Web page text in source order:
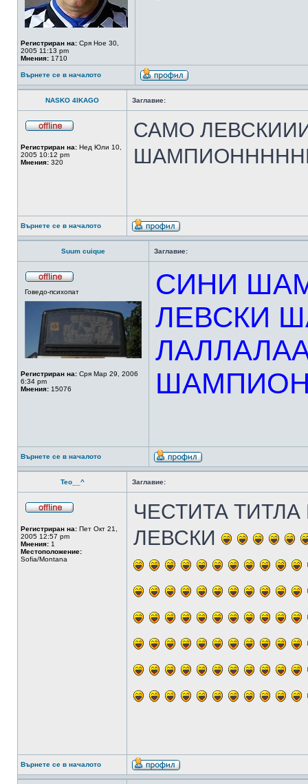
Регистриран на: Сря Ное 30,
2005 11:13 pm
Мнения: 1710
Върнете се в началото
NASKO 4IKAGO Заглавие:
Регистриран на: Нед Юли 10,
2005 10:12 pm
Мнения: 320
САМО
Върнете се в началото
Suum cuique Заглавие:
Говедо-психопат
Регистриран на: Сря Мар 29, 2006
6:34 pm
Мнения: 15076
СИНИ
ЛЕВСКИ
Върнете се в началото
Teo__^ Заглавие:
Регистриран на: Пет Окт 21,
2005 12:57 pm
Мнения: 1
Местоположение:
Sofia/Montana
ЧЕСТИТА
ЛЕВСКИ
Върнете се в началото